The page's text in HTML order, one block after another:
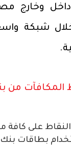
وخارج
شبكة
المكافآت من
على كافة
بطاقات